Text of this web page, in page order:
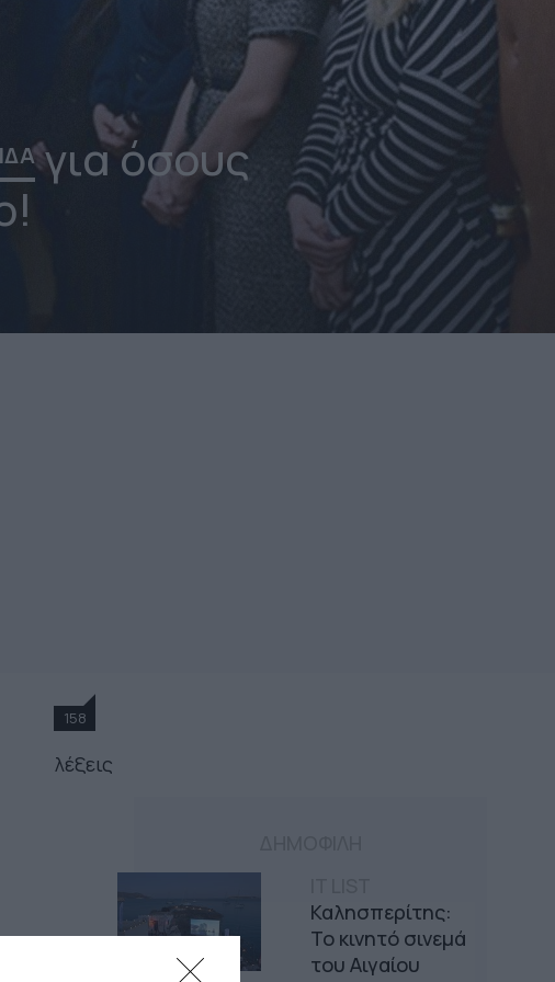
για όσους
158
λέξεις
Καλησπερίτης:
Το κινητό σινεμά
του Αιγαίου